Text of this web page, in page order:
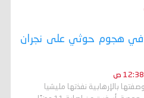
11 مدنيًا في هجوم حوثي على نجران
بالإرهابية نفذتها مليشيا